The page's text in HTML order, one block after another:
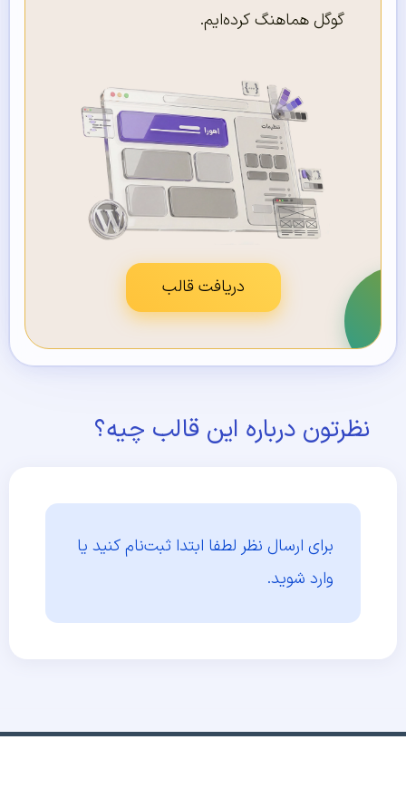
گوگل هماهنگ کرده‌ایم.
دریافت قالب
نظرتون درباره این قالب چیه؟
برای ارسال نظر لطفا ابتدا ثبت‌نام کنید یا
وارد شوید.